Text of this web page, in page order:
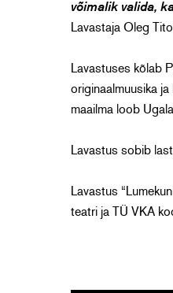
võimalik valida,
Lavastaja Oleg
Lavastuses kõlab
originaalmuusika ja
maailma loob
Lavastus sobib
Lavastus
teatri ja TÜ VKA